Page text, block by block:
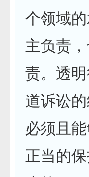
个领域
主负责
责。透
道诉讼
必须且
正当的